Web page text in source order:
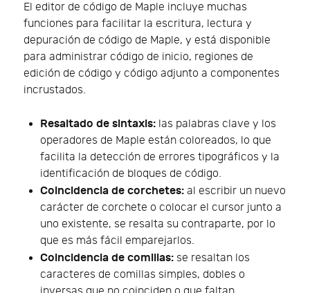
El editor de código de Maple incluye muchas
funciones para facilitar la escritura, lectura y
depuración de código de Maple, y está disponible
para administrar código de inicio, regiones de
edición de código y código adjunto a componentes
incrustados.
Resaltado de sintaxis: las palabras clave y los
operadores de Maple están coloreados, lo que
facilita la detección de errores tipográficos y la
identificación de bloques de código.
Coincidencia de corchetes: al escribir un nuevo
carácter de corchete o colocar el cursor junto a
uno existente, se resalta su contraparte, por lo
que es más fácil emparejarlos.
Coincidencia de comillas: se resaltan los
caracteres de comillas simples, dobles o